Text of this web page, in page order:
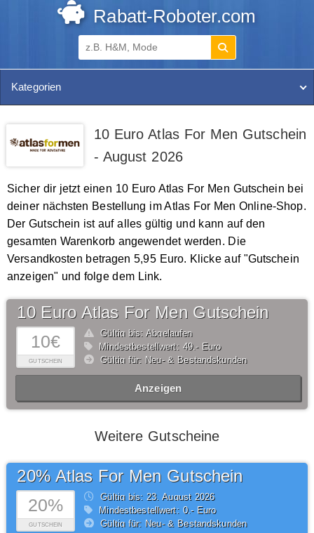
Rabatt-Roboter.com
Kategorien
10 Euro Atlas For Men Gutschein
- August 2026
Sicher dir jetzt einen 10 Euro Atlas For Men Gutschein bei
deiner nächsten Bestellung im Atlas For Men Online-Shop.
Der Gutschein ist auf alles gültig und kann auf den
gesamten Warenkorb angewendet werden. Die
Versandkosten betragen 5,95 Euro. Klicke auf "Gutschein
anzeigen" und folge dem Link.
10€
GUTSCHEIN
10 Euro Atlas For Men Gutschein
Gültig bis: Abgelaufen
Mindestbestellwert: 49,- Euro
Gültig für: Neu- & Bestandskunden
Anzeigen
Weitere Gutscheine
20%
GUTSCHEIN
20% Atlas For Men Gutschein
Gültig bis: 23.August2026
Mindestbestellwert: 0,- Euro
Gültig für: Neu- & Bestandskunden